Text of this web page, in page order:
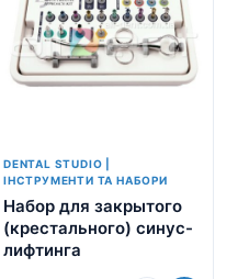
DENTAL STUDIO |
ІНСТРУМЕНТИ ТА НАБОРИ
Набор для закрытого
(крестального) синус-
лифтинга